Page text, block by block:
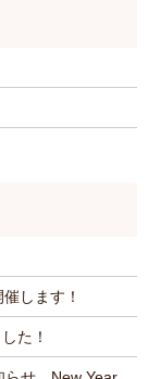
します！
た！